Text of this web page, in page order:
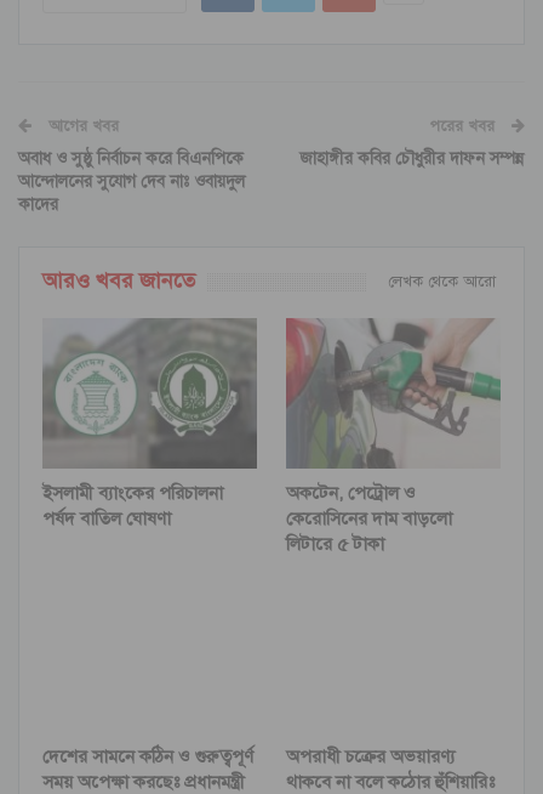
আগের খবর
অবাধ ও সুষ্ঠু নির্বাচন করে বিএনপিকে
আন্দোলনের সুযোগ দেব নাঃ ওবায়দুল
কাদের
পরের খবর
জাহাঙ্গীর কবির চৌধুরীর দাফন সম্পন্ন
আরও খবর জানতে লেখক থেকে আরো
ইসলামী ব্যাংকের পরিচালনা
পর্ষদ বাতিল ঘোষণা
অকটেন, পেট্রোল ও
কেরোসিনের দাম বাড়লো
লিটারে ৫ টাকা
দেশের সামনে কঠিন ও গুরুত্বপূর্ণ
সময় অপেক্ষা করছেঃ প্রধানমন্ত্রী
অপরাধী চক্রের অভয়ারণ্য
থাকবে না বলে কঠোর হুঁশিয়ারিঃ